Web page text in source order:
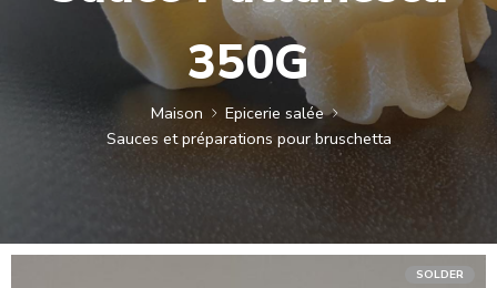
350G
Maison
Epicerie salée
Sauces et préparations pour bruschetta
SOLDER